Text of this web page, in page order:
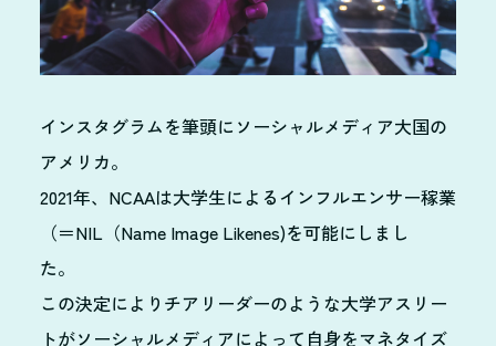
インスタグラムを筆頭にソーシャルメディア大国の
アメリカ。
2021年、NCAAは大学生によるインフルエンサー稼業
（＝NIL（Name Image Likenes)を可能にしまし
た。
この決定によりチアリーダーのような大学アスリー
トがソーシャルメディアによって自身をマネタイズ